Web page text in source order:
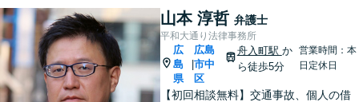
山本 淳哲 弁護士
平和大通り法律事務所
広
島
県
広島
市中
区
舟入町駅 か
ら徒歩5分
営業時間：本
日定休日
【初回相談無料】交通事故、個人の借